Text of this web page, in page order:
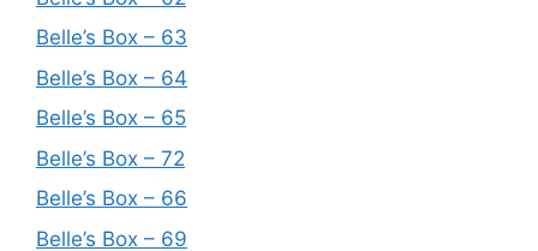
Belle’s Box – 63
Belle’s Box – 64
Belle’s Box – 65
Belle’s Box – 72
Belle’s Box – 66
Belle’s Box – 69